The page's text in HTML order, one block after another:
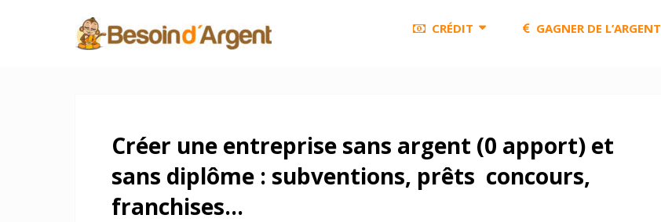
CRÉDIT GAGNER DE L’ARGENT
Créer une entreprise sans argent (0 apport) et
sans diplôme : subventions, prêts concours,
franchises…